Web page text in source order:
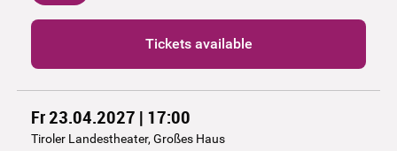
Tickets available
Fr 23.04.2027 | 17:00
Tiroler Landestheater, Großes Haus